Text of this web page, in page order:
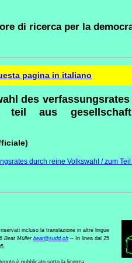
di ricerca per la
pagina in italiano
des
aus
durch reine Volkswahl / zum
incluso la translazione in altre lingue
Beat Müller beat@sudd.ch -- In linea dal 25